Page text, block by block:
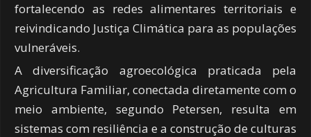
fortalecendo as redes alimentares territoriais e
reivindicando Justiça Climática para as populações
vulneráveis.
A diversificação agroecológica praticada pela
Agricultura Familiar, conectada diretamente com o
meio ambiente, segundo Petersen, resulta em
sistemas com resiliência e a construção de culturas